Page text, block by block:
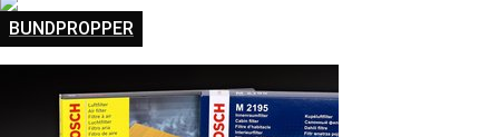
BUNDPROPPER